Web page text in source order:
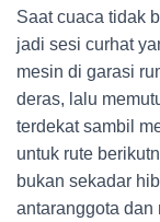
Saat cuaca tidak
jadi sesi curhat
mesin di garasi
deras, lalu
terdekat sambil
untuk rute
bukan sekadar
antaranggota dan